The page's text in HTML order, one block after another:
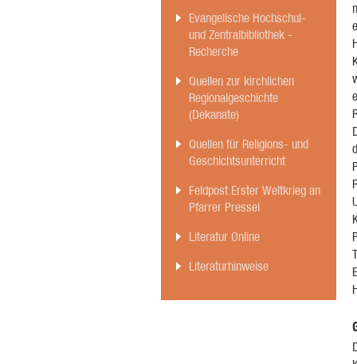
Evangelische Hochschul-
und Zentralbibliothek -
Recherche
Quellen zur kirchlichen
Regionalgeschichte
(Dekanate)
Quellen für Religions- und
Geschichtsunterricht
Feldpost Erster Weltkrieg an
Pfarrer Pressel
Literatur Online
Literaturhinweise